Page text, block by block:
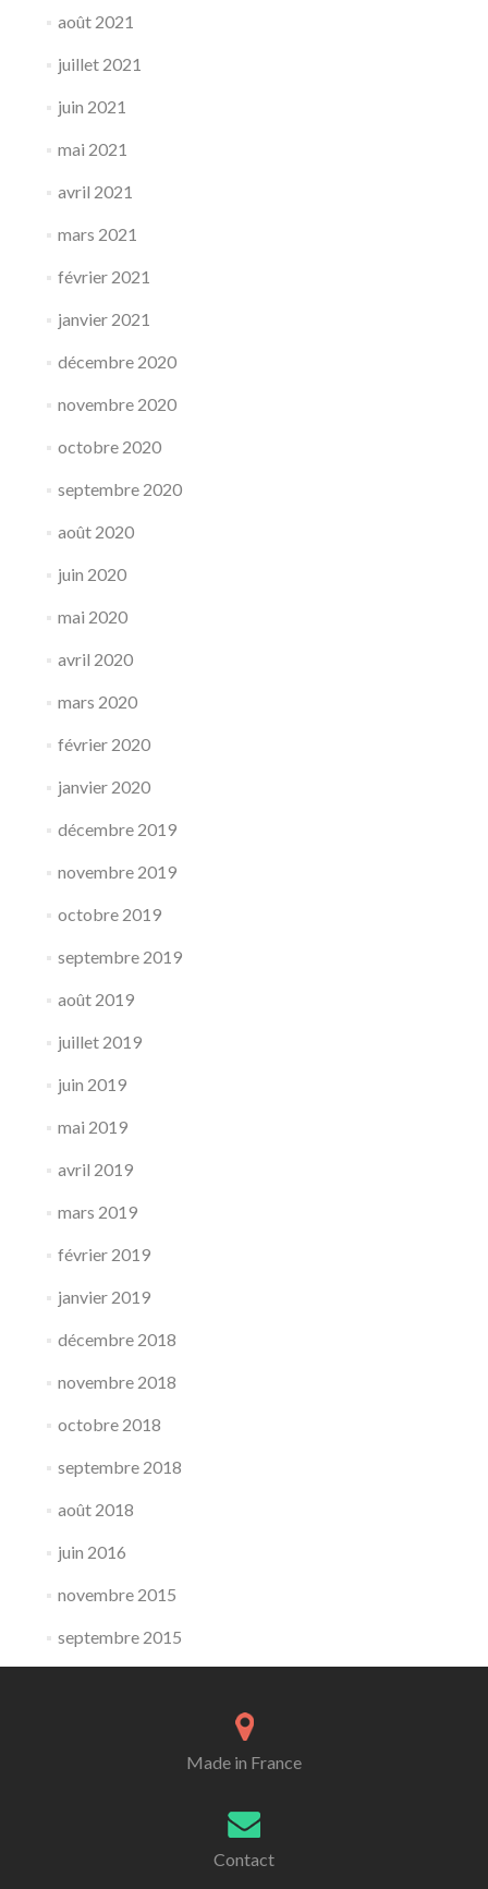
août 2021
juillet 2021
juin 2021
mai 2021
avril 2021
mars 2021
février 2021
janvier 2021
décembre 2020
novembre 2020
octobre 2020
septembre 2020
août 2020
juin 2020
mai 2020
avril 2020
mars 2020
février 2020
janvier 2020
décembre 2019
novembre 2019
octobre 2019
septembre 2019
août 2019
juillet 2019
juin 2019
mai 2019
avril 2019
mars 2019
février 2019
janvier 2019
décembre 2018
novembre 2018
octobre 2018
septembre 2018
août 2018
juin 2016
novembre 2015
septembre 2015
Made in France
Contact